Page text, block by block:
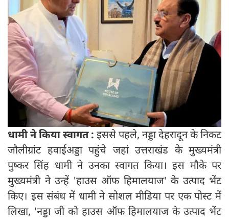
धामी ने किया स्वागत : इससे पहले, नड्डा देहरादून के निकट
जौलीग्रांट हवाईअड्डा पहुंचे जहां उत्तराखंड के मुख्यमंत्री
पुष्कर सिंह धामी ने उनका स्वागत किया। इस मौके पर
मुख्यमंत्री ने उन्हें 'हाउस ऑफ हिमालयाज' के उत्पाद भेंट
किए। इस संबंध में धामी ने सोशल मीडिया पर एक पोस्ट में
लिखा, 'नड्डा जी को हाउस ऑफ हिमालयाज के उत्पाद भेंट